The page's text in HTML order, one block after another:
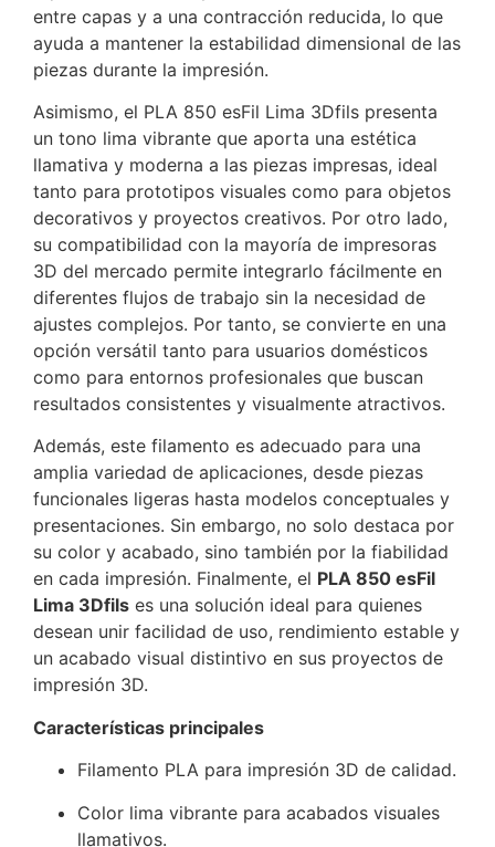
entre capas y a una contracción reducida, lo que
ayuda a mantener la estabilidad dimensional de las
piezas durante la impresión.
Asimismo, el PLA 850 esFil Lima 3Dfils presenta
un tono lima vibrante que aporta una estética
llamativa y moderna a las piezas impresas, ideal
tanto para prototipos visuales como para objetos
decorativos y proyectos creativos. Por otro lado,
su compatibilidad con la mayoría de impresoras
3D del mercado permite integrarlo fácilmente en
diferentes flujos de trabajo sin la necesidad de
ajustes complejos. Por tanto, se convierte en una
opción versátil tanto para usuarios domésticos
como para entornos profesionales que buscan
resultados consistentes y visualmente atractivos.
Además, este filamento es adecuado para una
amplia variedad de aplicaciones, desde piezas
funcionales ligeras hasta modelos conceptuales y
presentaciones. Sin embargo, no solo destaca por
su color y acabado, sino también por la fiabilidad
en cada impresión. Finalmente, el PLA 850 esFil
Lima 3Dfils es una solución ideal para quienes
desean unir facilidad de uso, rendimiento estable y
un acabado visual distintivo en sus proyectos de
impresión 3D.
Características principales
Filamento PLA para impresión 3D de calidad.
Color lima vibrante para acabados visuales
llamativos.